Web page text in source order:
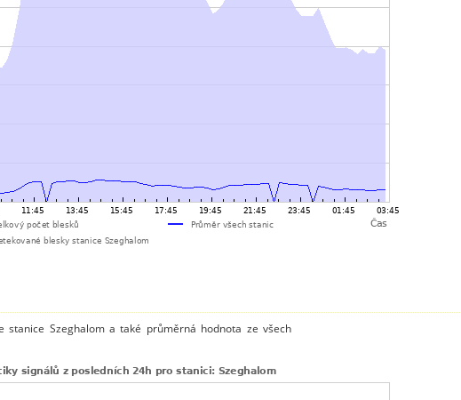
stanice Szeghalom a také průměrná hodnota ze všech